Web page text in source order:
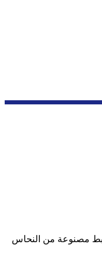
مصنوعة من النحاس